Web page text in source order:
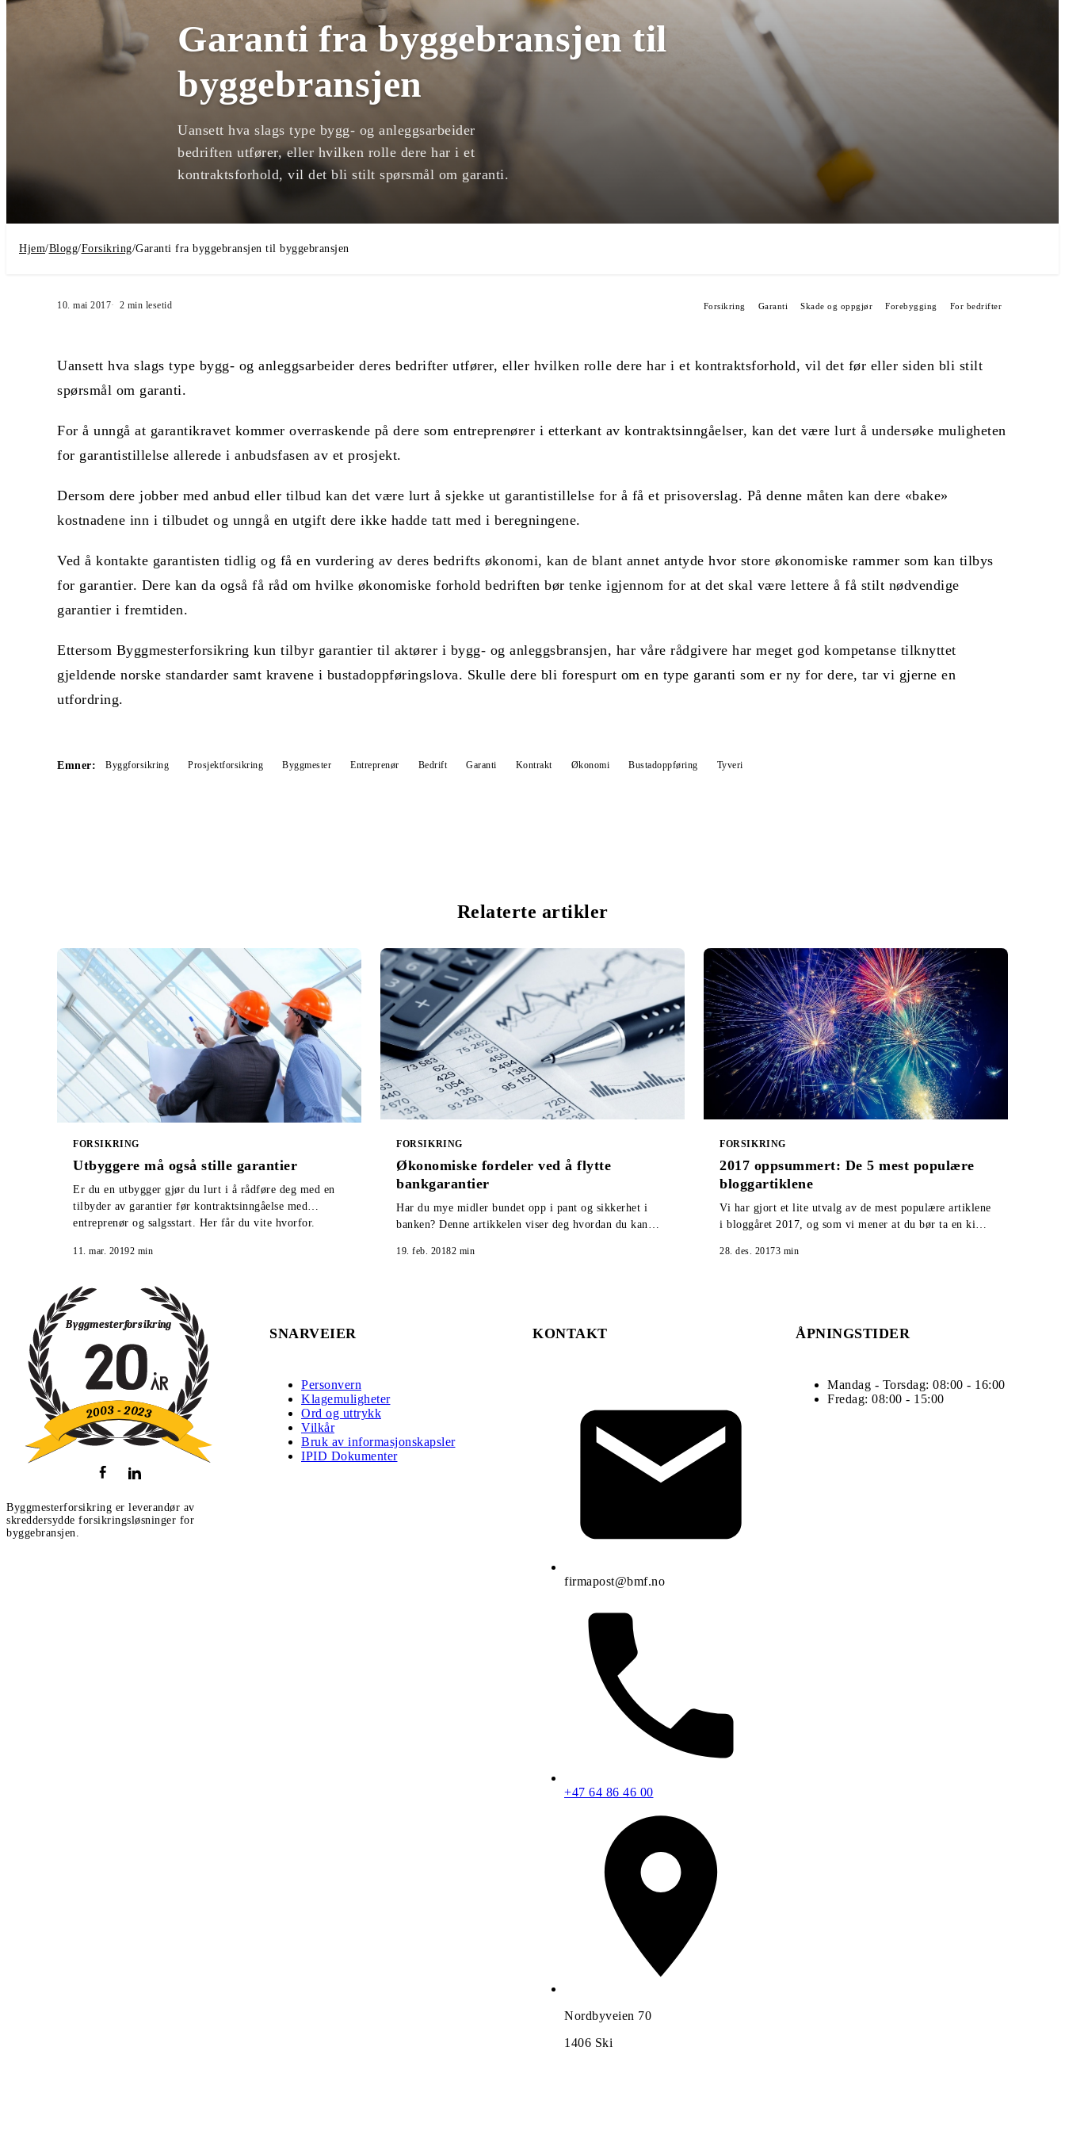
Garanti fra byggebransjen til
byggebransjen
Uansett hva slags type bygg- og anleggsarbeider
bedriften utfører, eller hvilken rolle dere har i et
kontraktsforhold, vil det bli stilt spørsmål om garanti.
Hjem/Blogg/Forsikring/Garanti fra byggebransjen til byggebransjen
10. mai 2017 2 min lesetid Forsikring Garanti Skade og oppgjør Forebygging For bedrifter
Uansett hva slags type bygg- og anleggsarbeider deres bedrifter utfører, eller hvilken rolle dere har i et kontraktsforhold, vil det før eller siden bli stilt
spørsmål om garanti.
For å unngå at garantikravet kommer overraskende på dere som entreprenører i etterkant av kontraktsinngåelser, kan det være lurt å undersøke muligheten
for garantistillelse allerede i anbudsfasen av et prosjekt.
Dersom dere jobber med anbud eller tilbud kan det være lurt å sjekke ut garantistillelse for å få et prisoverslag. På denne måten kan dere «bake»
kostnadene inn i tilbudet og unngå en utgift dere ikke hadde tatt med i beregningene.
Ved å kontakte garantisten tidlig og få en vurdering av deres bedrifts økonomi, kan de blant annet antyde hvor store økonomiske rammer som kan tilbys
for garantier. Dere kan da også få råd om hvilke økonomiske forhold bedriften bør tenke igjennom for at det skal være lettere å få stilt nødvendige
garantier i fremtiden.
Ettersom Byggmesterforsikring kun tilbyr garantier til aktører i bygg- og anleggsbransjen, har våre rådgivere har meget god kompetanse tilknyttet
gjeldende norske standarder samt kravene i bustadoppføringslova. Skulle dere bli forespurt om en type garanti som er ny for dere, tar vi gjerne en
utfordring.
Emner: Byggforsikring Prosjektforsikring Byggmester Entreprenør Bedrift Garanti Kontrakt Økonomi Bustadoppføring Tyveri
Relaterte artikler
FORSIKRING
Utbyggere må også stille garantier
Er du en utbygger gjør du lurt i å rådføre deg med en
tilbyder av garantier før kontraktsinngåelse med
entreprenør og salgsstart. Her får du vite hvorfor.
11. mar. 20192 min
FORSIKRING
Økonomiske fordeler ved å flytte
bankgarantier
Har du mye midler bundet opp i pant og sikkerhet i
banken? Denne artikkelen viser deg hvordan du kan
19. feb. 20182 min
FORSIKRING
2017 oppsummert: De 5 mest populære
bloggartiklene
Vi har gjort et lite utvalg av de mest populære artiklene
i bloggåret 2017, og som vi mener at du bør ta en kikk
28. des. 20173 min
Byggmesterforsikring er leverandør av
skreddersydde forsikringsløsninger for
byggebransjen.
SNARVEIER
Personvern
Klagemuligheter
Ord og uttrykk
Vilkår
Bruk av informasjonskapsler
IPID Dokumenter
KONTAKT
firmapost@bmf.no
+47 64 86 46 00
Nordbyveien 70
1406 Ski
ÅPNINGSTIDER
Mandag - Torsdag: 08:00 - 16:00
Fredag: 08:00 - 15:00